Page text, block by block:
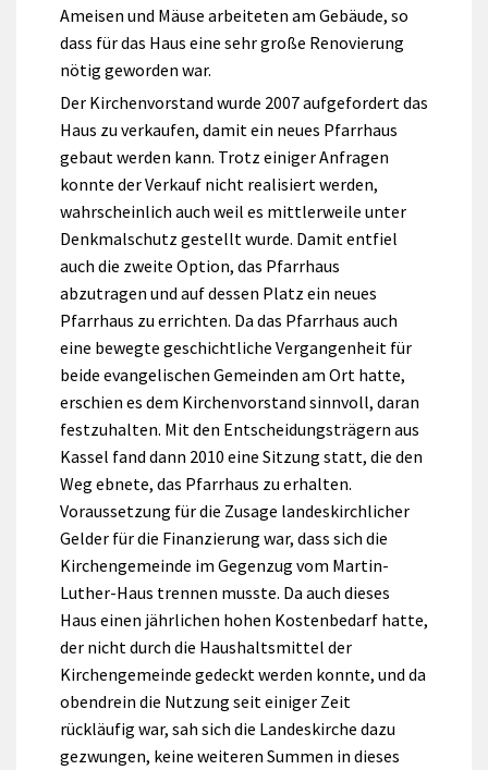
Ameisen und Mäuse arbeiteten am Gebäude, so
dass für das Haus eine sehr große Renovierung
nötig geworden war.
Der Kirchenvorstand wurde 2007 aufgefordert das
Haus zu verkaufen, damit ein neues Pfarrhaus
gebaut werden kann. Trotz einiger Anfragen
konnte der Verkauf nicht realisiert werden,
wahrscheinlich auch weil es mittlerweile unter
Denkmalschutz gestellt wurde. Damit entfiel
auch die zweite Option, das Pfarrhaus
abzutragen und auf dessen Platz ein neues
Pfarrhaus zu errichten. Da das Pfarrhaus auch
eine bewegte geschichtliche Vergangenheit für
beide evangelischen Gemeinden am Ort hatte,
erschien es dem Kirchenvorstand sinnvoll, daran
festzuhalten. Mit den Entscheidungsträgern aus
Kassel fand dann 2010 eine Sitzung statt, die den
Weg ebnete, das Pfarrhaus zu erhalten.
Voraussetzung für die Zusage landeskirchlicher
Gelder für die Finanzierung war, dass sich die
Kirchengemeinde im Gegenzug vom Martin-
Luther-Haus trennen musste. Da auch dieses
Haus einen jährlichen hohen Kostenbedarf hatte,
der nicht durch die Haushaltsmittel der
Kirchengemeinde gedeckt werden konnte, und da
obendrein die Nutzung seit einiger Zeit
rückläufig war, sah sich die Landeskirche dazu
gezwungen, keine weiteren Summen in dieses